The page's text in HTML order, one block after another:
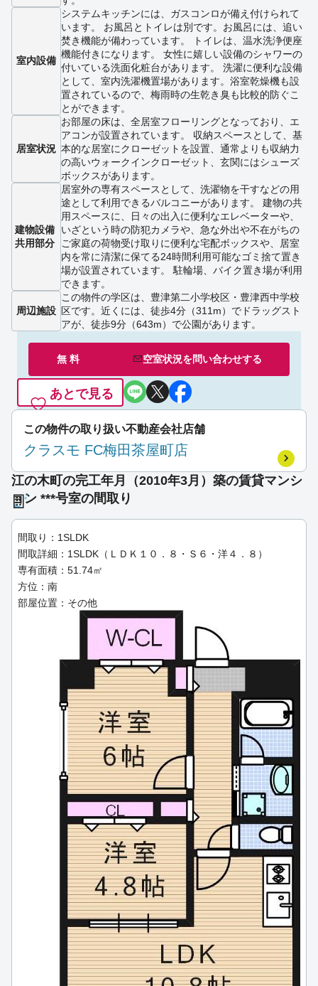
室内設備
システムキッチンには、ガスコンロが備え付けられて
います。 お風呂とトイレは別です。お風呂には、追い
焚き機能が備わっています。 トイレは、温水洗浄便座
機能付きになります。 女性に嬉しい設備のシャワーの
付いている洗面化粧台があります。 洗濯に便利な設備
として、室内洗濯機置場があります。浴室乾燥機も設
置されているので、梅雨時の生乾き臭も比較的防ぐこ
とができます。
居室状況
お部屋の床は、全居室フローリングとなっており、エ
アコンが設置されています。 収納スペースとして、基
本的な居室にクローゼットを設置、通常よりも収納力
の高いウォークインクローゼット、玄関にはシューズ
ボックスがあります。
建物設備
共用部分
居室外の専有スペースとして、洗濯物を干すなどの用
途として利用できるバルコニーがあります。 建物の共
用スペースに、日々の出入に便利なエレベーターや、
いざという時の防犯カメラや、急な外出や不在がちの
ご家庭の荷物受け取りに便利な宅配ボックスや、居室
内を常に清潔に保てる24時間利用可能なゴミ捨て置き
場が設置されています。 駐輪場、バイク置き場が利用
できます。
周辺施設
この物件の学区は、豊津第二小学校区・豊津西中学校
区です。近くには、徒歩4分（311m）でドラッグスト
アが、徒歩9分（643m）で公園があります。
無 料 空室状況を問い合わせする
あとで見る
この物件の取り扱い不動産会社店舗
クラスモ FC梅田茶屋町店
江の木町の完工年月（2010年3月）築の賃貸マンシ
ョン ***号室の間取り
間取り：1SLDK
間取詳細：1SLDK（ＬＤＫ１０．８・Ｓ６・洋４．８）
専有面積：51.74㎡
方位：南
部屋位置：その他